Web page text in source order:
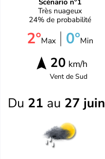
Très nuageux
24% de probabilité
2°Max 0°Min
20 km/h
Vent deSud
Du 21 au 27 juin